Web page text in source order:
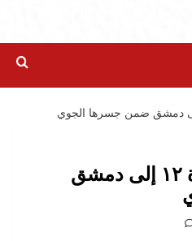
قطر ترسل الطائرة ١٢ إلى دمشق